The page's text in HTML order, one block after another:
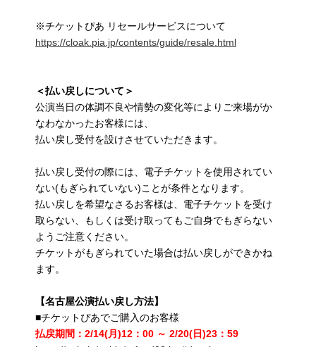
※チケットぴあ リセールサービスについて
https://cloak.pia.jp/contents/guide/resale.html
＜払い戻しについて＞
公演当日の体調不良や情勢の変化等によりご来場がか
なわなかったお客様には、
払い戻し受付を設けさせていただきます。
払い戻し受付の際には、電子チケットを使用されてい
ない(もぎられていない)ことが条件となります。
払い戻しを希望なさるお客様は、電子チケットを受け
取らない、もしくは受け取ってもご自身でもぎらない
ようご注意ください。
チケットがもぎられていた場合は払い戻しができかね
ます。
【名古屋公演払い戻し方法】
■チケットぴあでご購入のお客様
払戻期間：2/14(月)12：00 ～ 2/20(日)23：59